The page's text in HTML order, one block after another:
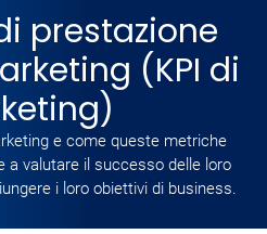
prestazione
(KPI di
e come queste metriche
a valutare il successo delle loro
i loro obiettivi di business.